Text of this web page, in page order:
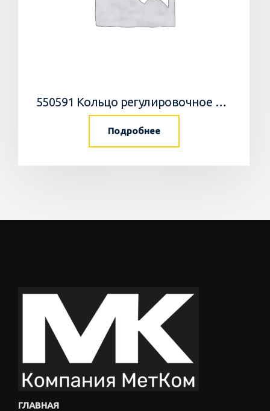
550591 Кольцо регулировочное 0,05мм/WEDGE
Подробнее
ГЛАВНАЯ